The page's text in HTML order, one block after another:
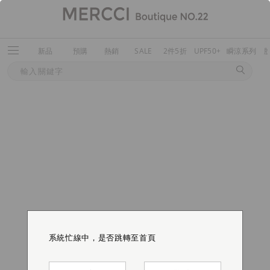
新品 預購 熱銷 SALE 2件5折 UPF50+ 瞬涼系列
系統忙線中，是否跳轉至首頁
系統忙線中，是否跳轉至首頁
系統忙線中，是否跳轉至首頁
系統忙線中，是否跳轉至首頁
系統忙線中，是否跳轉至首頁